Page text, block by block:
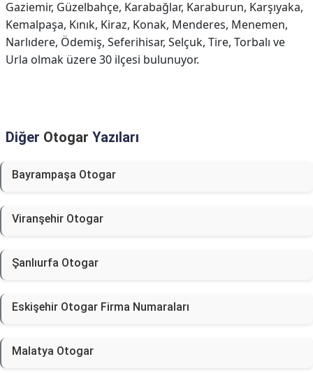
Gaziemir, Güzelbahçe, Karabağlar, Karaburun, Karşıyaka,
Kemalpaşa, Kınık, Kiraz, Konak, Menderes, Menemen,
Narlıdere, Ödemiş, Seferihisar, Selçuk, Tire, Torbalı ve
Urla olmak üzere 30 ilçesi bulunuyor.
Diğer Otogar Yazıları
Bayrampaşa Otogar
Viranşehir Otogar
Şanlıurfa Otogar
Eskişehir Otogar Firma Numaraları
Malatya Otogar